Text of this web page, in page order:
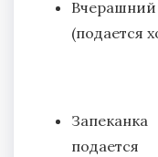
(подается
подается